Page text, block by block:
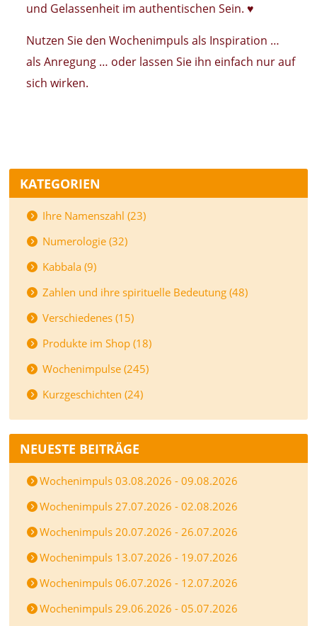
und Gelassenheit im authentischen Sein. ♥
Nutzen Sie den Wochenimpuls als Inspiration …
als Anregung … oder lassen Sie ihn einfach nur auf
sich wirken.
KATEGORIEN
Ihre Namenszahl (23)
Numerologie (32)
Kabbala (9)
Zahlen und ihre spirituelle Bedeutung (48)
Verschiedenes (15)
Produkte im Shop (18)
Wochenimpulse (245)
Kurzgeschichten (24)
NEUESTE BEITRÄGE
Wochenimpuls 03.08.2026 - 09.08.2026
Wochenimpuls 27.07.2026 - 02.08.2026
Wochenimpuls 20.07.2026 - 26.07.2026
Wochenimpuls 13.07.2026 - 19.07.2026
Wochenimpuls 06.07.2026 - 12.07.2026
Wochenimpuls 29.06.2026 - 05.07.2026